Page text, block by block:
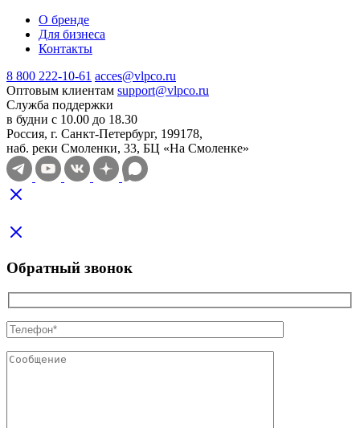
О бренде
Для бизнеса
Контакты
8 800 222-10-61 acces@vlpco.ru
Оптовым клиентам support@vlpco.ru
Служба поддержки
в будни с 10.00 до 18.30
Россия, г. Санкт-Петербург, 199178,
наб. реки Смоленки, 33, БЦ «На Смоленке»
Обратный звонок